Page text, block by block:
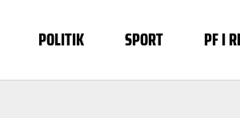
POLITIK SPORT PF I